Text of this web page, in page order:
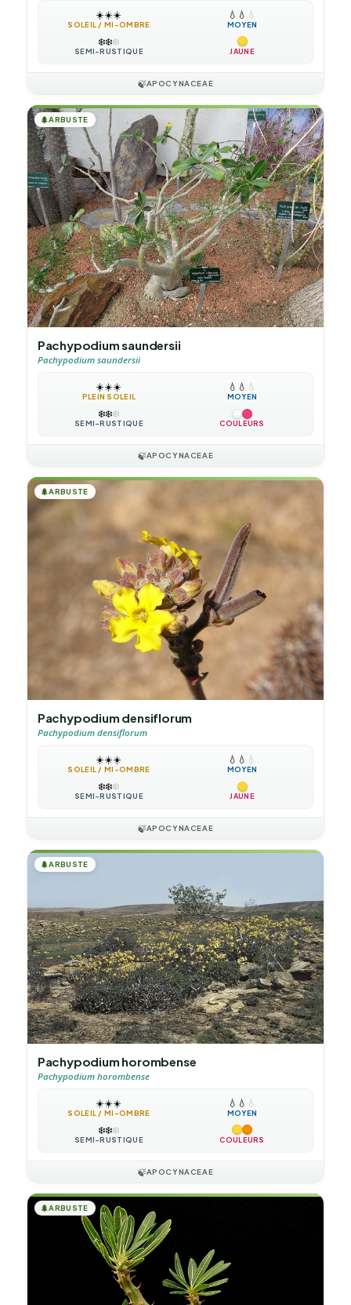
☀️☀️☀️
SOLEIL / MI-OMBRE
💧 💧 💧
MOYEN
❄️❄️❄️
SEMI-RUSTIQUE JAUNE
🍃APOCYNACEAE
🌲ARBUSTE
Pachypodium saundersii
Pachypodium saundersii
☀️☀️☀️
PLEIN SOLEIL
💧 💧 💧
MOYEN
❄️❄️❄️
SEMI-RUSTIQUE COULEURS
🍃APOCYNACEAE
🌲ARBUSTE
Pachypodium densiflorum
Pachypodium densiflorum
☀️☀️☀️
SOLEIL / MI-OMBRE
💧 💧 💧
MOYEN
❄️❄️❄️
SEMI-RUSTIQUE JAUNE
🍃APOCYNACEAE
🌲ARBUSTE
Pachypodium horombense
Pachypodium horombense
☀️☀️☀️
SOLEIL / MI-OMBRE
💧 💧 💧
MOYEN
❄️❄️❄️
SEMI-RUSTIQUE COULEURS
🍃APOCYNACEAE
🌲ARBUSTE